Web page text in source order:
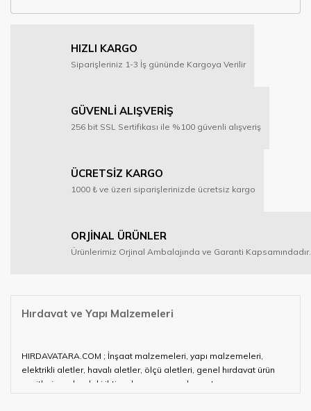
HIZLI KARGO
Siparişleriniz 1-3 İş gününde Kargoya Verilir
GÜVENLİ ALIŞVERİŞ
256 bit SSL Sertifikası ile %100 güvenli alışveriş
ÜCRETSİZ KARGO
1000 ₺ ve üzeri siparişlerinizde ücretsiz kargo
ORJİNAL ÜRÜNLER
Ürünlerimiz Orjinal Ambalajında ve Garanti Kapsamındadır.
Hırdavat ve Yapı Malzemeleri
HIRDAVATARA.COM ; İnşaat malzemeleri, yapı malzemeleri,
elektrikli aletler, havalı aletler, ölçü aletleri, genel hırdavat ürün
çeşitleri ve alandaki ihtiyaçlarınızın neredeyse tamamını